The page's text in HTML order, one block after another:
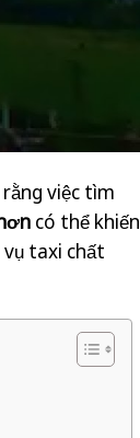
rằng việc tìm
có thể khiến
vụ taxi chất